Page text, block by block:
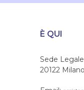
È QUI
Sede
20122